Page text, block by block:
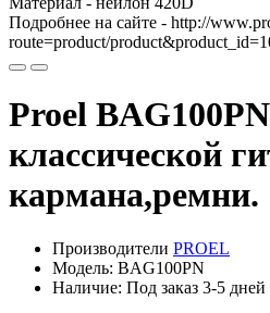
Подробнее на сайте - http://
route=product/
Proel
классической
кармана,ремни.
Производители PROEL
Модель: BAG100PN
Наличие: Под заказ 3-5 дней